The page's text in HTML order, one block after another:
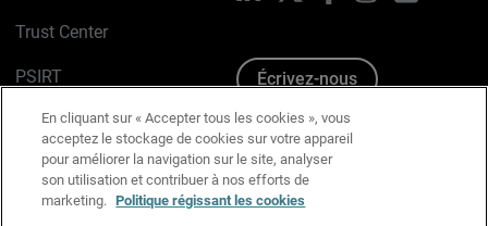
Trust Center
PSIRT
Avis sur les cookies
Politique de confidentialité
Charte Graphique
Écrivez-nous
En cliquant sur « Accepter tous les cookies », vous
acceptez le stockage de cookies sur votre appareil
pour améliorer la navigation sur le site, analyser
son utilisation et contribuer à nos efforts de
marketing. Politique régissant les cookies